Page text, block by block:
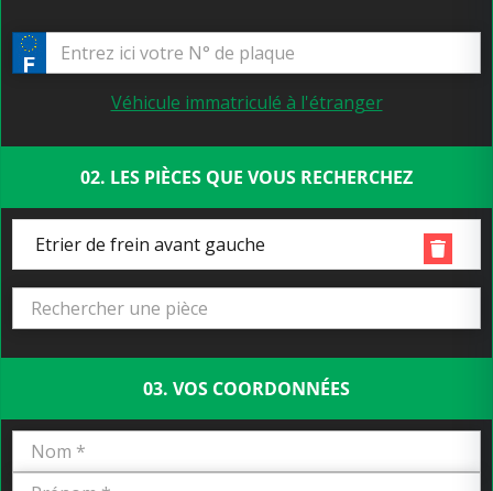
Véhicule immatriculé à l'étranger
02. LES PIÈCES QUE VOUS RECHERCHEZ
Etrier de frein avant gauche
03. VOS COORDONNÉES